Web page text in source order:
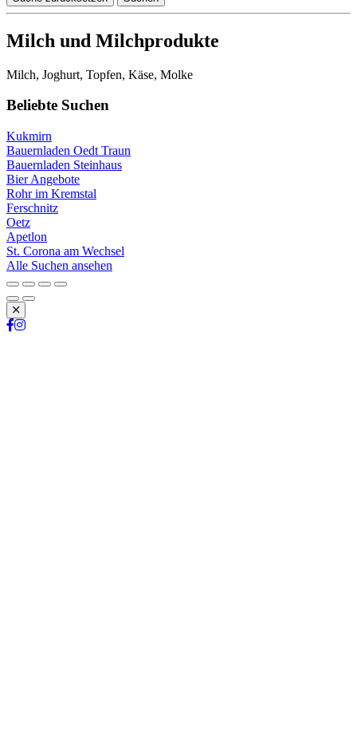
Milch und Milchprodukte
Milch, Joghurt, Topfen, Käse, Molke
Beliebte Suchen
Kukmirn
Bauernladen Oedt Traun
Bauernladen Steinhaus
Bier Angebote
Rohr im Kremstal
Ferschnitz
Oetz
Apetlon
St. Corona am Wechsel
Alle Suchen ansehen
Schließen